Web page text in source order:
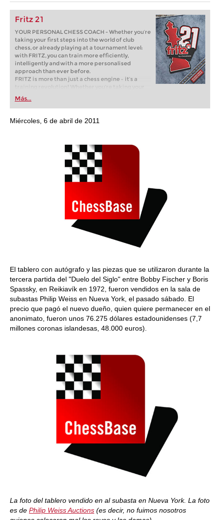
Fritz 21
YOUR PERSONAL CHESS COACH - Whether you’re
taking your first steps into the world of club
chess, or already playing at a tournament level:
with FRITZ, you can train more efficiently,
intelligently and with a more personalised
approach than ever before.
FRITZ is more than just a chess engine – it’s a
training revolution! Whether you’re taking your
first steps into the world of club chess, or already
playing at a tournament level: with FRITZ, you can
train more efficiently, intelligently and with a
more personalised approach than ever before.
Más...
Miércoles, 6 de abril de 2011
El tablero con autógrafo y las piezas que se utilizaron durante la
tercera partida del "Duelo del Siglo" entre Bobby Fischer y Boris
Spassky, en Reikiavík en 1972, fueron vendidos en la sala de
subastas Philip Weiss en Nueva York, el pasado sábado. El
precio que pagó el nuevo dueño, quien quiere permanecer en el
anonimato, fueron unos 76.275 dólares estadounidenses (7,7
millones coronas islandesas, 48.000 euros).
La foto del tablero vendido en al subasta en Nueva York. La foto
es de Philip Weiss Auctions (es decir, no fuimos nosotros